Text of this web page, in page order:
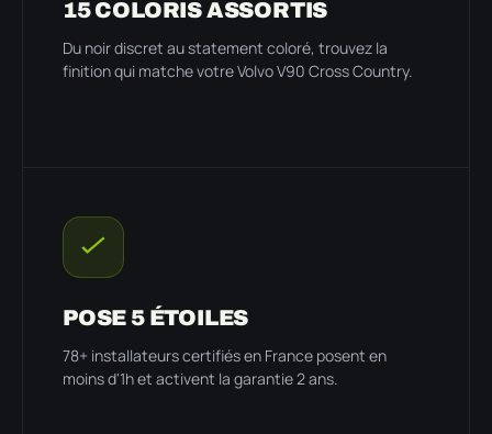
15 COLORIS ASSORTIS
Du noir discret au statement coloré, trouvez la
finition qui matche votre Volvo V90 Cross Country.
POSE 5 ÉTOILES
78+ installateurs certifiés en France posent en
moins d'1h et activent la garantie 2 ans.